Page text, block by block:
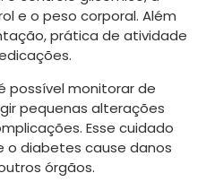
e o peso corporal. Além
prática de atividade
possível monitorar de
pequenas alterações
Esse cuidado
o diabetes cause danos
órgãos.